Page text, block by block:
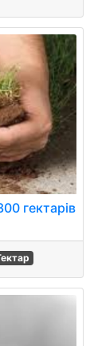
гектарів